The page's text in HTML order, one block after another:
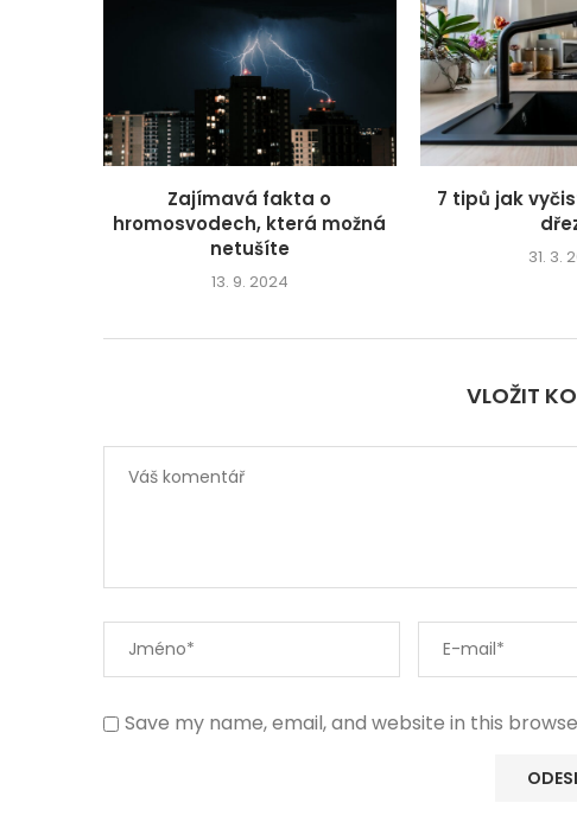
Zajímavá fakta o
hromosvodech, která možná
netušíte
13. 9. 2024
7 tipů jak
31. 3.
VLOŽIT
Save my name, email, and website in this